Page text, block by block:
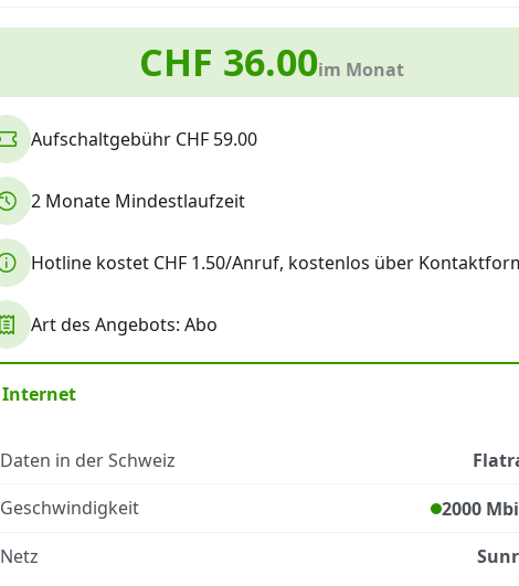
CHF 36.00im Monat
Aufschaltgebühr CHF 59.00
2 Monate Mindestlaufzeit
Hotline kostet CHF 1.50/Anruf, kostenlos über
Art des Angebots: Abo
Internet
Daten in der Schweiz
Geschwindigkeit
2000
Netz